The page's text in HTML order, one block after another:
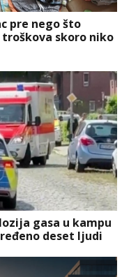
pre nego što
skoro niko
gasa u kampu
deset ljudi